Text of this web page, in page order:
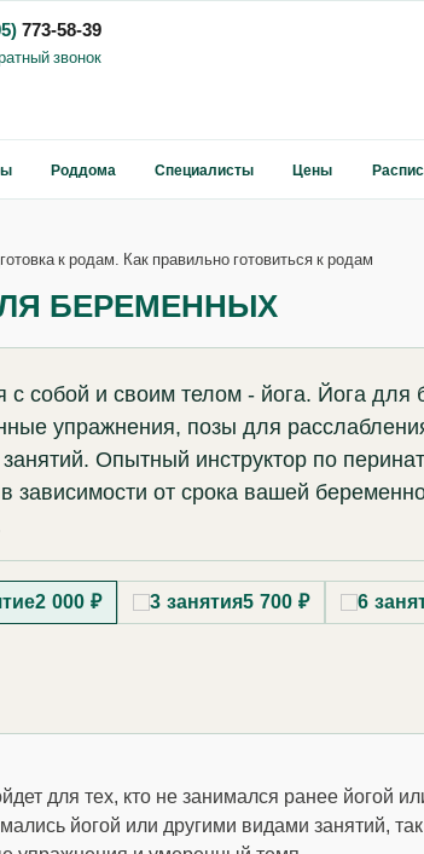
773-58-39
звонок
Роддома Специалисты Цены
к родам. Как правильно готовиться к родам
БЕРЕМЕННЫХ
с собой и своим телом - йога. Йога для
упражнения, позы для
занятий. Опытный инструктор по
в зависимости от срока вашей
2 000 ₽ 3 занятия5 700 ₽ 6
для тех, кто не занимался ранее йогой
йогой или другими видами занятий,